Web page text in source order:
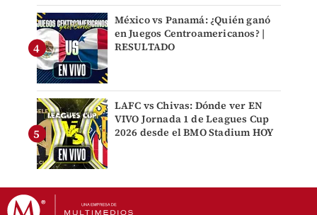
México vs Panamá: ¿Quién ganó
en Juegos Centroamericanos? |
RESULTADO
LAFC vs Chivas: Dónde ver EN
VIVO Jornada 1 de Leagues Cup
2026 desde el BMO Stadium HOY